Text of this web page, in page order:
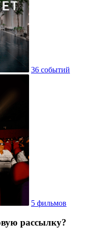
36 событий
5 фильмов
рассылку?